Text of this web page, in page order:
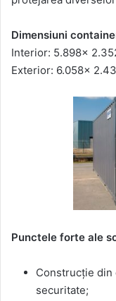
Dimensiuni
Interior: 5.898x
Exterior: 6.058x
Punctele forte ale
Construcție din
securitate;